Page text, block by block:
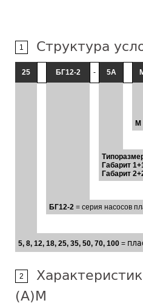
1 Структура
25 БГ12-2 - 5А
М
Габарит
Габарит
БГ12-2 = серия насосов
5, 8, 12, 18, 25, 35, 50, 70, 100 =
2
(А)М